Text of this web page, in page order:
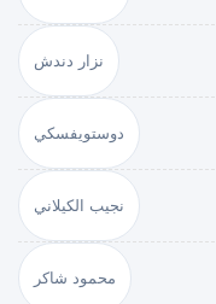
نزار دندش
دوستويفسكي
نجيب الكيلاني
محمود شاكر